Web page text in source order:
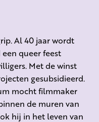
Al 40 jaar wordt
queer feest
Met de winst
gesubsidieerd.
mocht filmmaker
de muren van
hij in het leven van